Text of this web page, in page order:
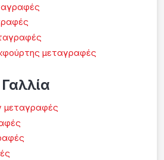
μεταγραφές
μεταγραφές